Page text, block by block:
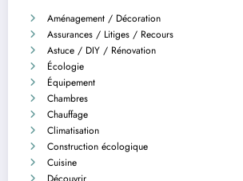
Aménagement / Décoration
Assurances / Litiges / Recours
Astuce / DIY / Rénovation
Écologie
Équipement
Chambres
Chauffage
Climatisation
Construction écologique
Cuisine